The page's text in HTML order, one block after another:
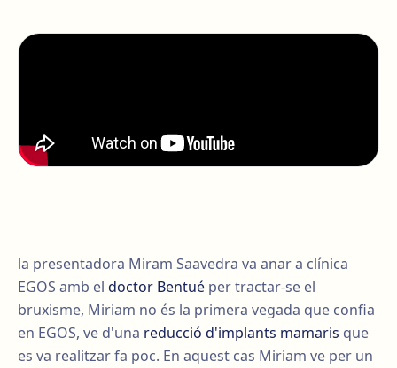
la presentadora Miram Saavedra va anar a clínica
EGOS amb el doctor Bentué per tractar-se el
bruxisme, Miriam no és la primera vegada que confia
en EGOS, ve d'una reducció d'implants mamaris que
es va realitzar fa poc. En aquest cas Miriam ve per un